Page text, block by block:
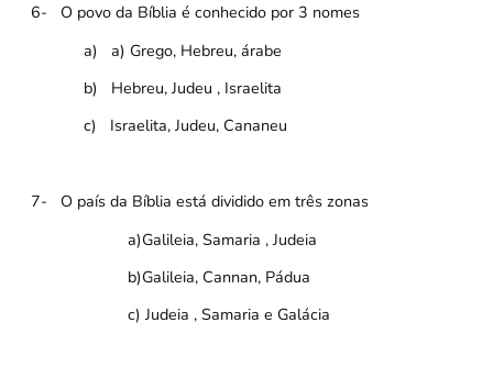
6-
O povo da Bíblia é conhecido por 3 nomes
a)
a) Grego, Hebreu, árabe
b)
Hebreu, Judeu , Israelita
c)
Israelita, Judeu, Cananeu
7-
O país da Bíblia está dividido em três zonas
a)Galileia, Samaria , Judeia
b)Galileia, Cannan, Pádua
c) Judeia , Samaria e Galácia